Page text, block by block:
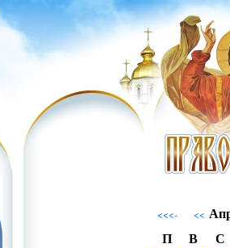
<<<- <<
П В С